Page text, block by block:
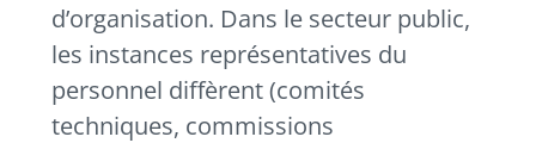
d’organisation. Dans le secteur public,
les instances représentatives du
personnel diffèrent (comités
techniques, commissions